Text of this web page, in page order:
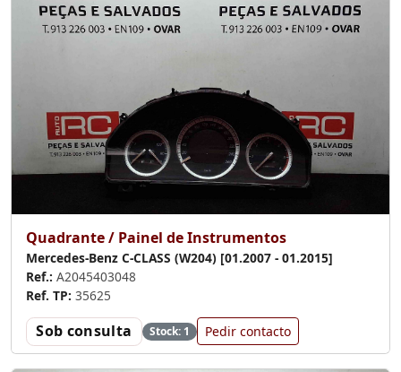
Quadrante / Painel de Instrumentos
Mercedes-Benz C-CLASS (W204) [01.2007 - 01.2015]
Ref.: A2045403048
Ref. TP: 35625
Sob consulta Stock: 1 Pedir contacto